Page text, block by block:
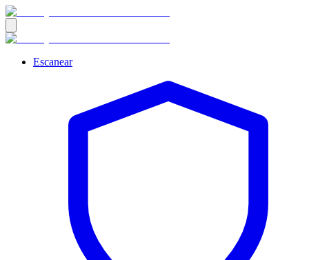
Escanear